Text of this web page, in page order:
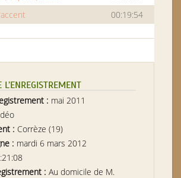
00:19:54
L’ENREGISTREMENT
: mai 2011
: Corrèze (19)
: mardi 6 mars 2012
: Au domicile de M.